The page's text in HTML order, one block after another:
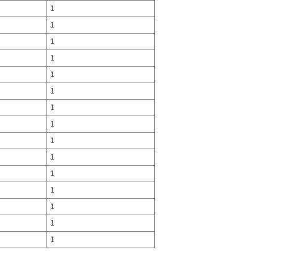
1
1
1
1
1
1
1
1
1
1
1
1
1
1
1